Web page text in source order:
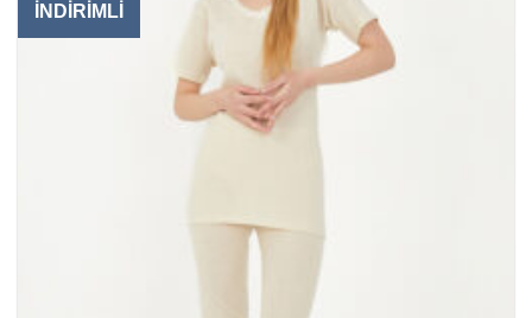
İNDİRİMLİ